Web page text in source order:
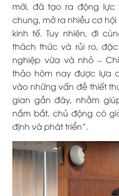
mới, đã tạo ra động lực
chung, mở ra nhiều cơ
kinh tế. Tuy nhiên, đi
thách thức và rủi ro,
nghiệp vừa và nhỏ –
thảo hôm nay được lựa
vào những vấn đề thiết
gian gần đây, nhằm
nắm bắt, chủ động có
định và phát triển”.